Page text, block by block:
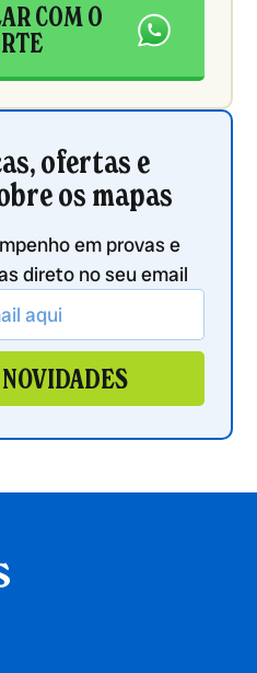
COM O
ofertas e
os mapas
em provas e
direto no seu email